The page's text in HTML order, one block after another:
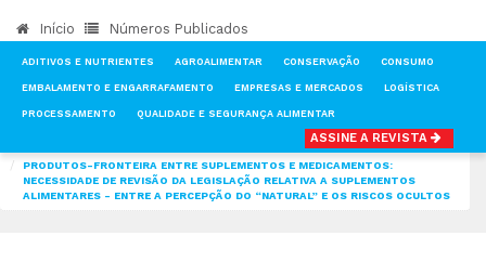
Início Números Publicados
ADITIVOS E NUTRIENTES AGROALIMENTAR CONSERVAÇÃO CONSUMO
EMBALAMENTO E ENGARRAFAMENTO EMPRESAS E MERCADOS LOGÍSTICA
PROCESSAMENTO QUALIDADE E SEGURANÇA ALIMENTAR
ASSINE A REVISTA
PRODUTOS-FRONTEIRA ENTRE SUPLEMENTOS E MEDICAMENTOS:
NECESSIDADE DE REVISÃO DA LEGISLAÇÃO RELATIVA A SUPLEMENTOS
ALIMENTARES - ENTRE A PERCEPÇÃO DO “NATURAL” E OS RISCOS OCULTOS